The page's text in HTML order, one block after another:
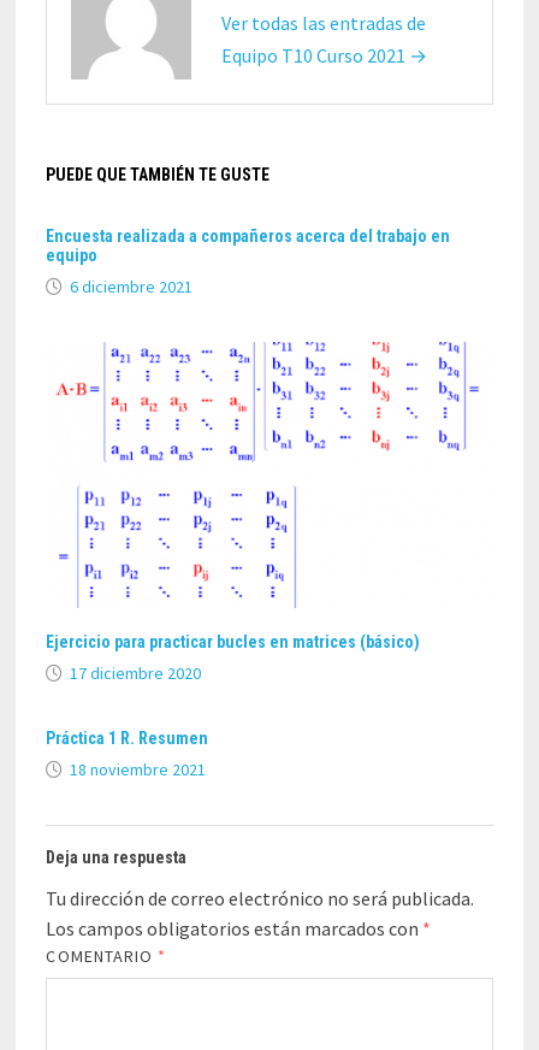
Ver todas las entradas de
Equipo T10 Curso 2021 →
PUEDE QUE TAMBIÉN TE GUSTE
Encuesta realizada a compañeros acerca del trabajo en
equipo
6 diciembre 2021
Ejercicio para practicar bucles en matrices (básico)
17 diciembre 2020
Práctica 1 R. Resumen
18 noviembre 2021
Deja una respuesta
Tu dirección de correo electrónico no será publicada.
Los campos obligatorios están marcados con *
COMENTARIO *